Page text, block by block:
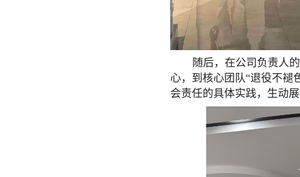
随后，在公司负责人
心，到核心团队“退役不褪
会责任的具体实践，生动